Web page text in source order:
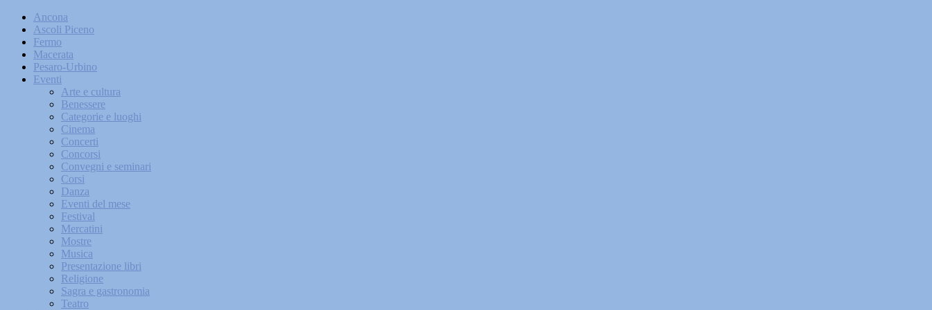
Ancona
Ascoli Piceno
Fermo
Macerata
Pesaro-Urbino
Eventi
Arte e cultura
Benessere
Categorie e luoghi
Cinema
Concerti
Concorsi
Convegni e seminari
Corsi
Danza
Eventi del mese
Festival
Mercatini
Mostre
Musica
Presentazione libri
Religione
Sagra e gastronomia
Teatro